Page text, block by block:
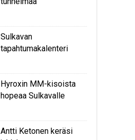
Sulkavan
tapahtumakalenteri
Hyroxin MM-kisoista
hopeaa Sulkavalle
Antti Ketonen keräsi